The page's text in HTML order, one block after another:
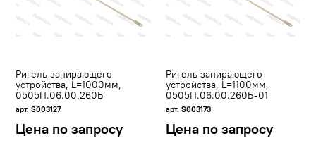
Ригель запирающего
устройства, L=1000мм,
0505П.06.00.260Б
арт. S003127
Цена по запросу
Ригель запирающего
устройства, L=1100мм,
0505П.06.00.260Б-01
арт. S003173
Цена по запросу